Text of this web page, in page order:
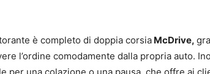
è completo di doppia corsia McDrive,
l’ordine comodamente dalla propria auto.